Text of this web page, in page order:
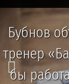
Бубнов
тренер
бы